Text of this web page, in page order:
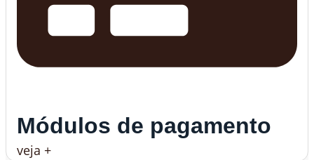
Módulos de pagamento
veja +